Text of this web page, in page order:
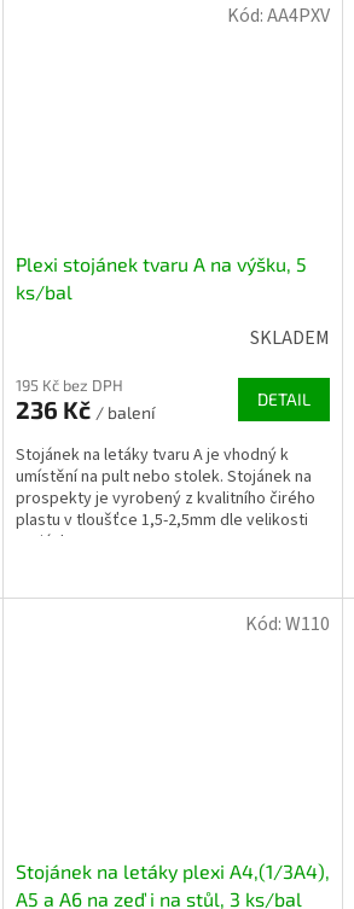
Plexi stojánek tvaru A na výšku, 5
ks/bal
SKLADEM
195 Kč bez DPH
236 Kč / balení
DETAIL
Stojánek na letáky tvaru A je vhodný k
umístění na pult nebo stolek. Stojánek na
prospekty je vyrobený z kvalitního čirého
plastu v tloušťce 1,5-2,5mm dle velikosti
stojánku....
Kód:AA4PXV
Stojánek na letáky plexi A4,(1/3A4),
A5 a A6 na zeď i na stůl, 3 ks/bal
Kód:W110